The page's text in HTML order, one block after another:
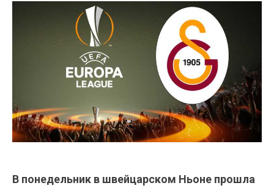
В понедельник в швейцарском Ньоне прошла